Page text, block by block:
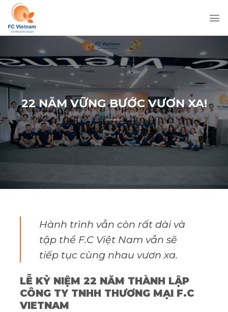
Chuyển
đến
nội
22 NĂM VỮNG BƯỚC VƯƠN XA!
Hành trình vẫn còn rất dài và
tập thể F.C Việt Nam vẫn sẽ
tiếp tục cùng nhau vươn xa.
LỄ KỶ NIỆM 22 NĂM THÀNH LẬP
CÔNG TY TNHH THƯƠNG MẠI F.C
VIETNAM